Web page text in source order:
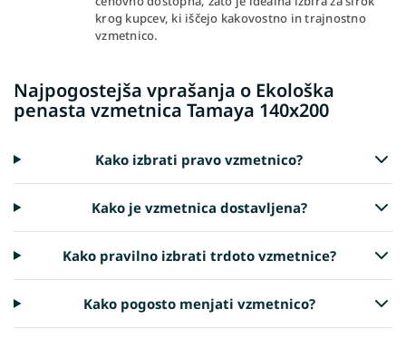
krog kupcev, ki iščejo kakovostno in trajnostno
vzmetnico.
Najpogostejša vprašanja o Ekološka
penasta vzmetnica Tamaya 140x200
Kako izbrati pravo vzmetnico?
Kako je vzmetnica dostavljena?
Kako pravilno izbrati trdoto vzmetnice?
Kako pogosto menjati vzmetnico?